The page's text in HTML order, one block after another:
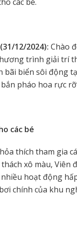
12/2024): Chào
trình giải trí
bãi biển sôi động
pháo hoa rực
các bé
thích tham gia
xô màu, Viên
hoạt động
chính của khu